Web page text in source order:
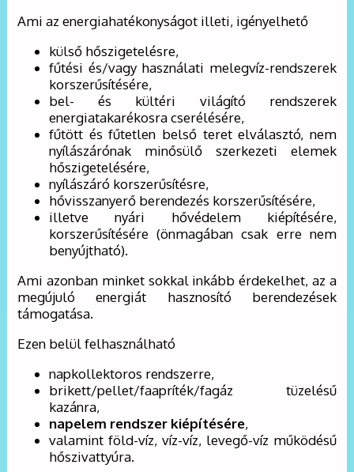
Ami az energiahatékonyságot illeti, igényelhető
külső hőszigetelésre,
fűtési és/vagy használati melegvíz-rendszerek
korszerűsítésére,
bel- és kültéri világító rendszerek
energiatakarékosra cserélésére,
fűtött és fűtetlen belső teret elválasztó, nem
nyílászárónak minősülő szerkezeti elemek
hőszigetelésére,
nyílászáró korszerűsítésre,
hővisszanyerő berendezés korszerűsítésére,
illetve nyári hővédelem kiépítésére,
korszerűsítésére (önmagában csak erre nem
benyújtható).
Ami azonban minket sokkal inkább érdekelhet, az a
megújuló energiát hasznosító berendezések
támogatása.
Ezen belül felhasználható
napkollektoros rendszerre,
brikett/pellet/faapríték/fagáz tüzelésű
kazánra,
napelem rendszer kiépítésére,
valamint föld-víz, víz-víz, levegő-víz működésű
hőszivattyúra.